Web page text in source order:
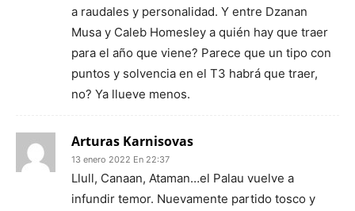
a raudales y personalidad. Y entre Dzanan
Musa y Caleb Homesley a quién hay que traer
para el año que viene? Parece que un tipo con
puntos y solvencia en el T3 habrá que traer,
no? Ya llueve menos.
Arturas Karnisovas
13 enero 2022 En 22:37
Llull, Canaan, Ataman…el Palau vuelve a
infundir temor. Nuevamente partido tosco y